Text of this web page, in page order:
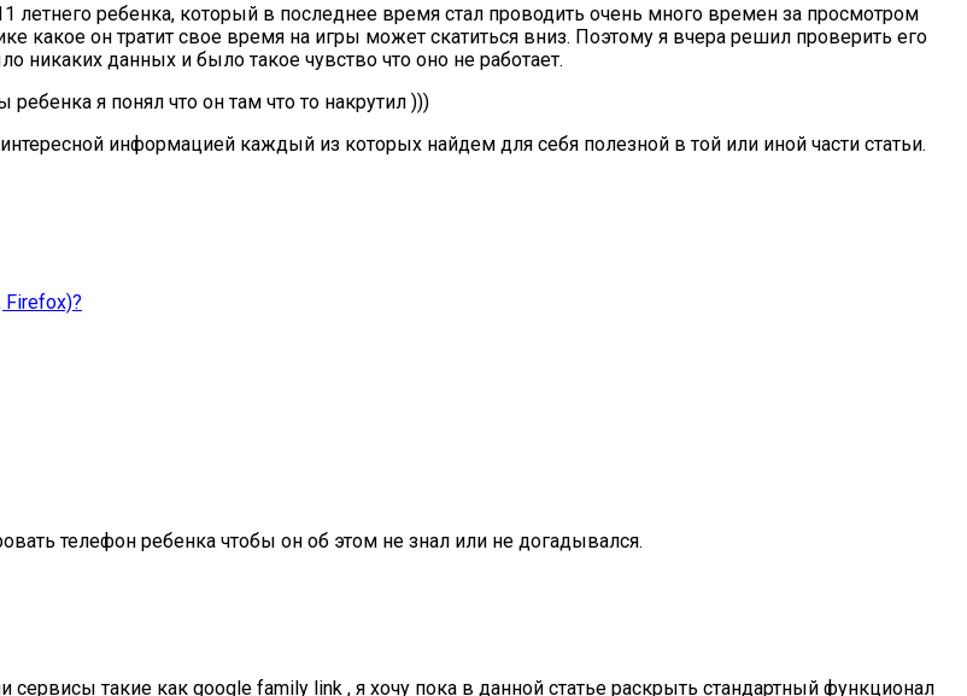
ребенка, который в последнее время стал проводить очень много времен за просмотром
какое он тратит свое время на игры может скатиться вниз. Поэтому я вчера решил проверить его
данных и было такое чувство что оно не работает.
я понял что он там что то накрутил )))
информацией каждый из которых найдем для себя полезной в той или иной части статьи.
Firefox)?
телефон ребенка чтобы он об этом не знал или не догадывался.
такие как google family link , я хочу пока в данной статье раскрыть стандартный функционал